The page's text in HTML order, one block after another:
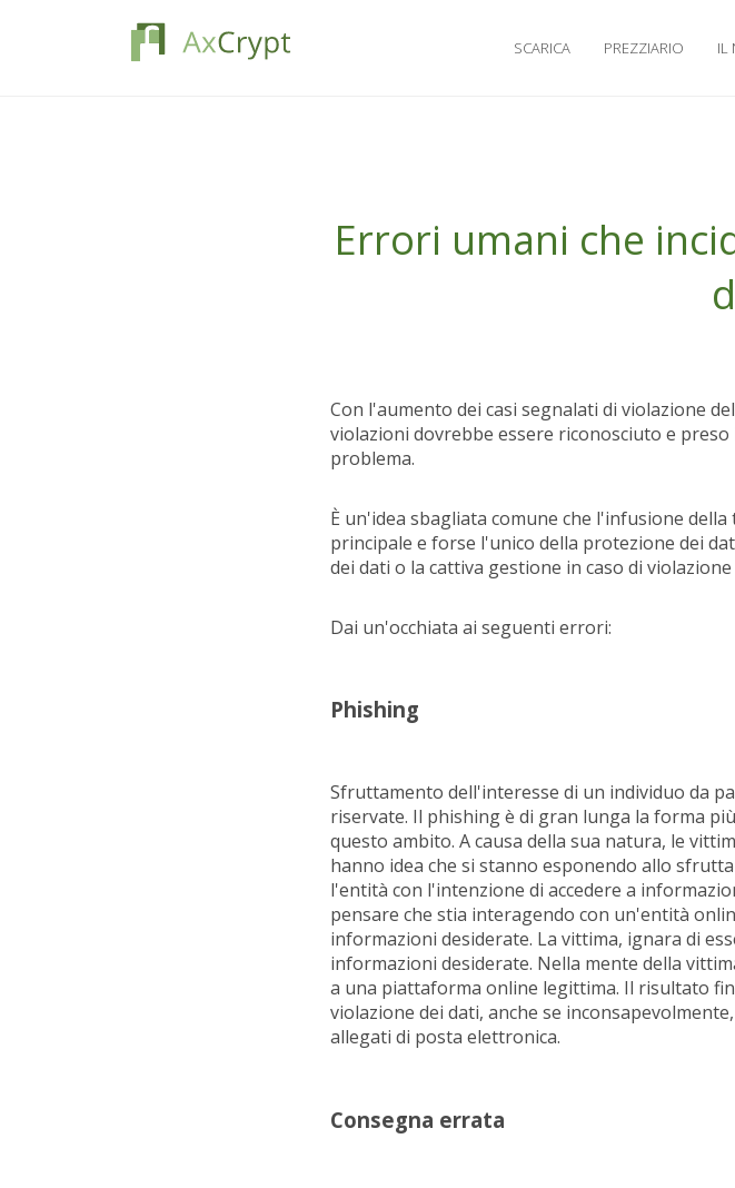
SCARICA PREZZIARIO IL
Errori umani che
Con l'aumento dei casi segnalati di violazione
violazioni dovrebbe essere riconosciuto e
problema.
È un'idea sbagliata comune che l'infusione
principale e forse l'unico della protezione dei
dei dati o la cattiva gestione in caso di violazione
Dai un'occhiata ai seguenti errori:
Phishing
Sfruttamento dell'interesse di un individuo da
riservate. Il phishing è di gran lunga la forma
questo ambito. A causa della sua natura, le
hanno idea che si stanno esponendo allo
l'entità con l'intenzione di accedere a
pensare che stia interagendo con un'entità
informazioni desiderate. La vittima, ignara di
informazioni desiderate. Nella mente della
a una piattaforma online legittima. Il risultato
violazione dei dati, anche se
allegati di posta elettronica.
Consegna errata